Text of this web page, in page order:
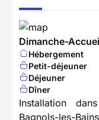
Dimanche-
Hébergement
Petit-déjeuner
Déjeuner
Dîner
Installation
Bagnols-les-